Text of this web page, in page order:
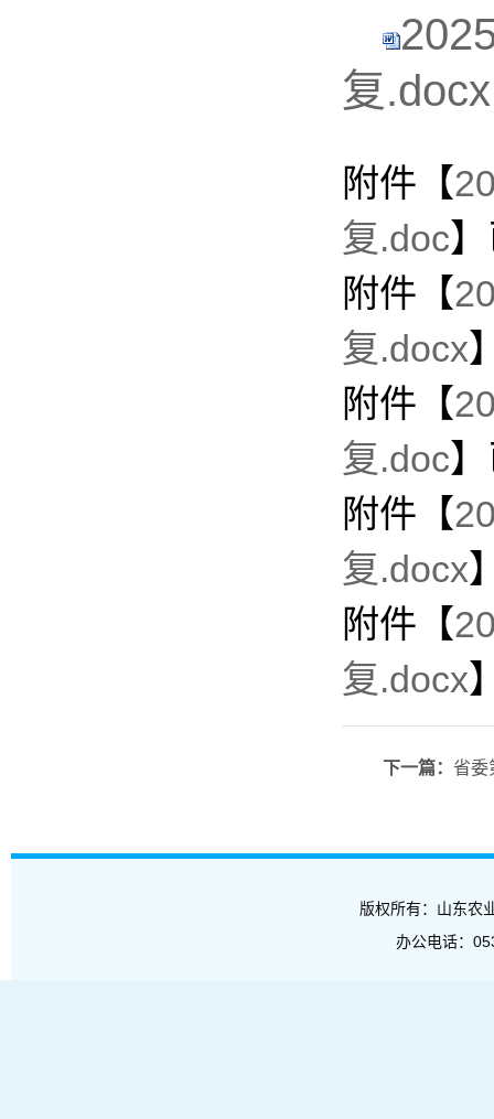
复.docx
附件【
复.doc
附件【
复.docx
附件【
复.doc
附件【
复.docx
附件【
复.docx
下一篇：省委
版权所有：山东农
办公电话：